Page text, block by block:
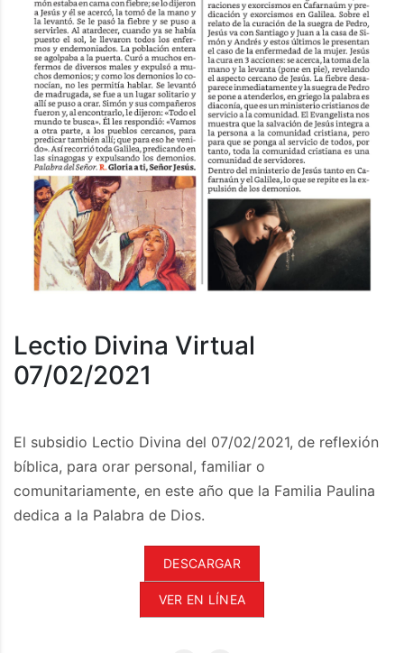
Lectio Divina Virtual
07/02/2021
El subsidio Lectio Divina del 07/02/2021, de reflexión
bíblica, para orar personal, familiar o
comunitariamente, en este año que la Familia Paulina
dedica a la Palabra de Dios.
DESCARGAR
VER EN LÍNEA